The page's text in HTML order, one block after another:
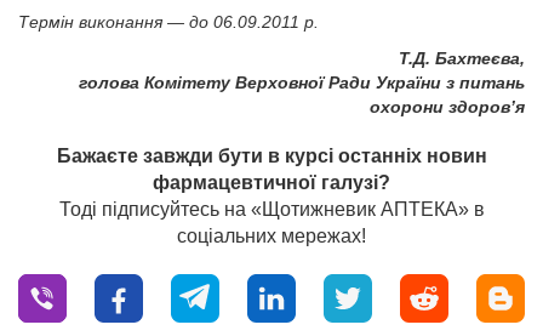
Термін виконання — до 06.09.2011 р.
Т.Д. Бахтеєва,
голова Комітету Верховної Ради України з питань
охорони здоров’я
Бажаєте завжди бути в курсі останніх новин
фармацевтичної галузі?
Тоді підписуйтесь на «Щотижневик АПТЕКА» в
соціальних мережах!